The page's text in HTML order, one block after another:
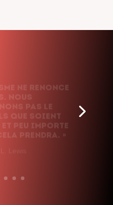
que soient
peu importe
prendra. »